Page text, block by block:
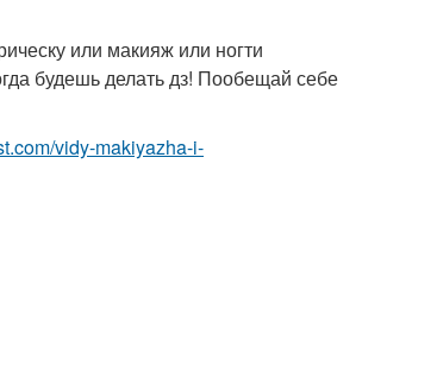
или макияж или ногти
будешь делать дз! Пообещай себе
vidy-makiyazha-i-